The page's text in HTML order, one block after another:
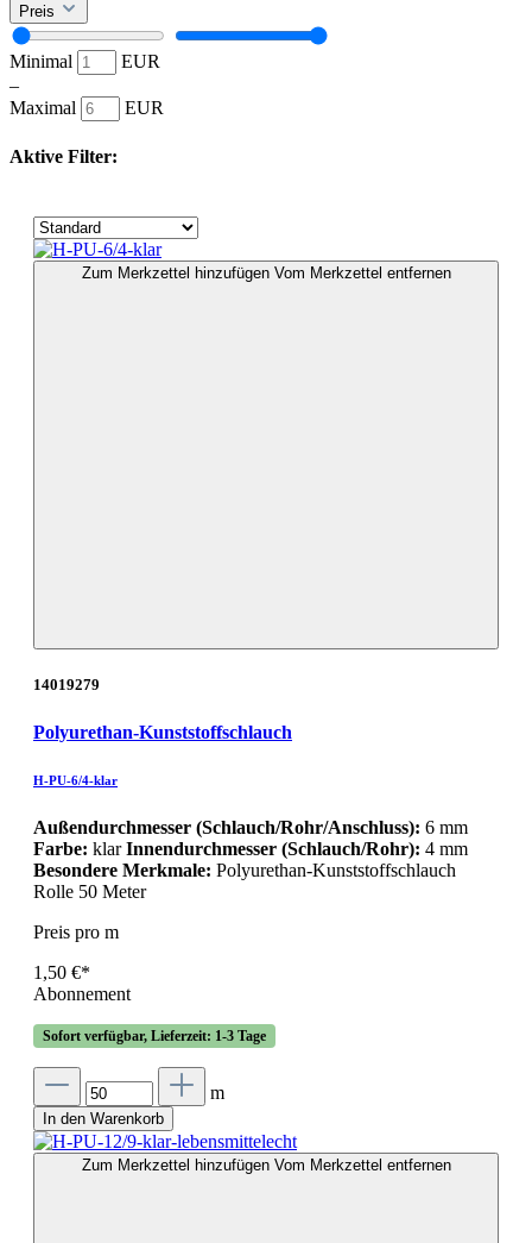
Preis
Minimal
EUR
–
Maximal
EUR
Aktive Filter:
Zum Merkzettel hinzufügen Vom Merkzettel entfernen
14019279
Polyurethan-Kunststoffschlauch
H-PU-6/4-klar
Außendurchmesser (Schlauch/Rohr/Anschluss): 6 mm
Farbe: klarInnendurchmesser (Schlauch/Rohr): 4 mm
Besondere Merkmale: Polyurethan-Kunststoffschlauch
Rolle 50 Meter
Preis pro m
1,50 €*
Abonnement
Sofort verfügbar, Lieferzeit: 1-3 Tage
m
In den Warenkorb
Zum Merkzettel hinzufügen Vom Merkzettel entfernen